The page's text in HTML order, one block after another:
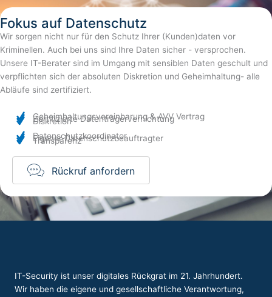
Fokus auf Datenschutz
Wir sorgen nicht nur für den Schutz Ihrer (Kunden)daten vor
Kriminellen. Auch bei uns sind Ihre Daten sicher - versprochen.
Unsere IT-Berater sind im Umgang mit sensiblen Daten geschult und
verpflichten sich der absoluten Diskretion und Geheimhaltung- alle
Abläufe sind zertifiziert.
Geheimhaltungsvereinbarung & AVV Vertrag
Datenschutzkoordinator
Zertifizierte Datenträgervernichtung
Eigener Datenschutzbeauftragter
Diskretion
Transparenz
Rückruf anfordern
IT-Security ist unser digitales Rückgrat im 21. Jahrhundert.
Wir haben die eigene und gesellschaftliche Verantwortung,